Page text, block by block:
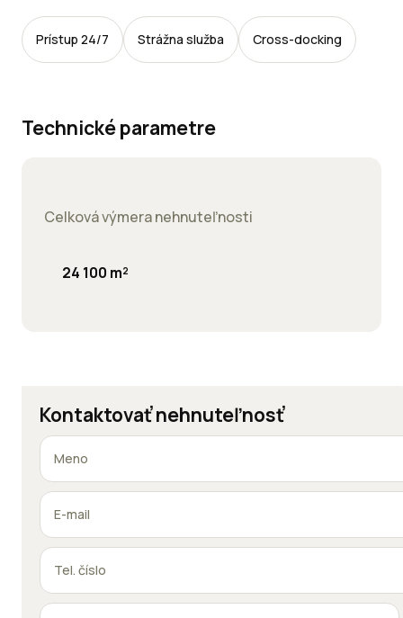
Prístup 24/7 Strážna služba Cross-docking
Technické parametre
Celková výmera nehnuteľnosti
24 100 m²
Kontaktovať nehnuteľnosť